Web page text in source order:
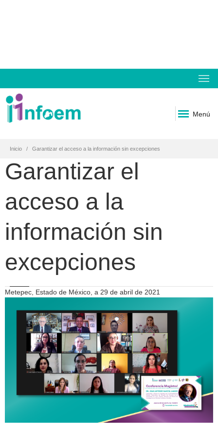
Menú
Inicio Garantizar el acceso a la información sin excepciones
Garantizar el
acceso a la
información sin
excepciones
Metepec, Estado de México, a 29 de abril de 2021